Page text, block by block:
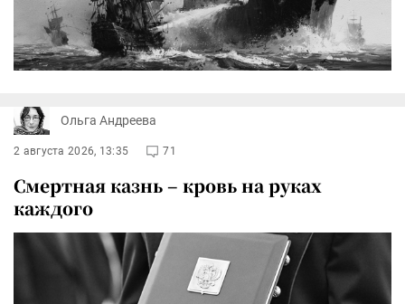
Ольга Андреева
2 августа 2026, 13:35 71
Смертная казнь – кровь на руках
каждого